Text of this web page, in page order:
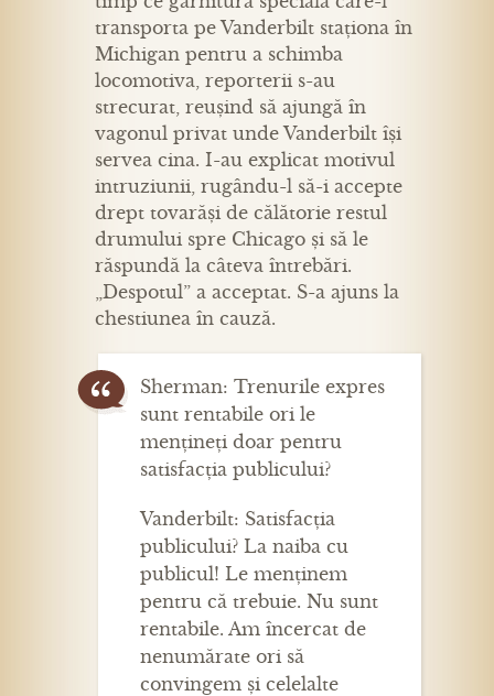
transporta pe Vanderbilt staționa în
Michigan pentru a schimba
locomotiva, reporterii s-au
strecurat, reușind să ajungă în
vagonul privat unde Vanderbilt își
servea cina. I-au explicat motivul
intruziunii, rugându-l să-i accepte
drept tovarăși de călătorie restul
drumului spre Chicago și să le
răspundă la câteva întrebări.
„Despotul” a acceptat. S-a ajuns la
chestiunea în cauză.
Sherman: Trenurile expres
sunt rentabile ori le
mențineți doar pentru
satisfacția publicului?
Vanderbilt: Satisfacția
publicului? La naiba cu
publicul! Le menținem
pentru că trebuie. Nu sunt
rentabile. Am încercat de
nenumărate ori să
convingem și celelalte